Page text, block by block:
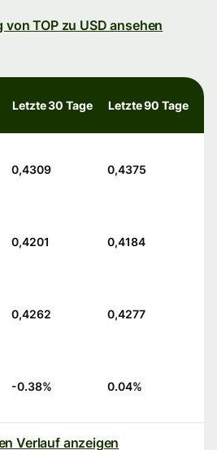
TOP zu USD ansehen
Letzte 30 Tage Letzte 90 Tage
0,4309 0,4375
0,4201 0,4184
0,4262 0,4277
-0.38% 0.04%
Verlauf anzeigen